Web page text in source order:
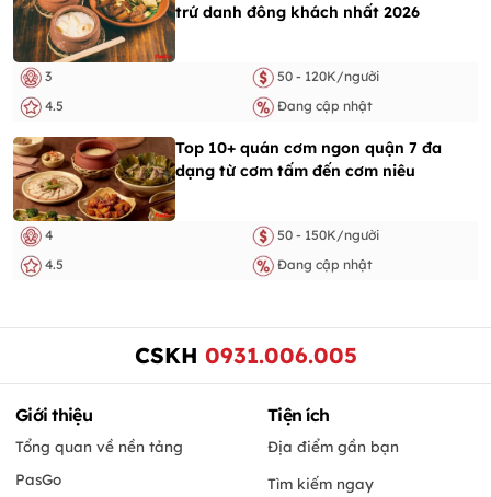
trứ danh đông khách nhất 2026
3
50 - 120K/người
4.5
Đang cập nhật
Top 10+ quán cơm ngon quận 7 đa
dạng từ cơm tấm đến cơm niêu
4
50 - 150K/người
4.5
Đang cập nhật
CSKH 0931.006.005
Giới thiệu
Tổng quan về nền tảng
PasGo
Tiện ích
Địa điểm gần bạn
Tìm kiếm ngay